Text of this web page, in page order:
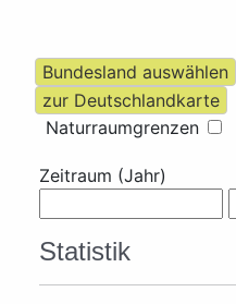
Naturraumgrenzen
Zeitraum (Jahr)
Statistik